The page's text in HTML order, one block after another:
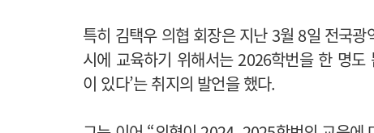
특히 김택우 의협 회장은 지난 3월 8일 전국
시에 교육하기 위해서는 2026학번을 한 명
이 있다’는 취지의 발언을 했다.